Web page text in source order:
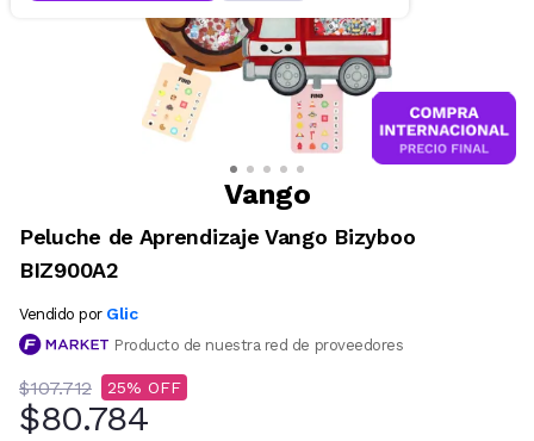
Vango
Peluche de Aprendizaje Vango Bizyboo
BIZ900A2
Vendido por Glic
Producto de nuestra red de proveedores
$107.712 25
$80.784